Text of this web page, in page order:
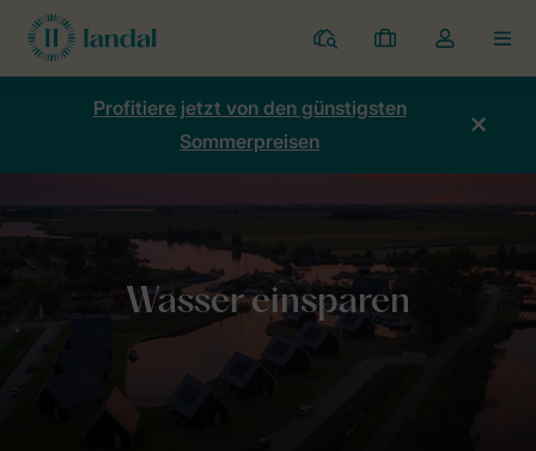
Ferienparks
Meine
Buchungen
Dropdown-
Menü
Kontos
Profitiere jetzt von den günstigsten
Sommerpreisen